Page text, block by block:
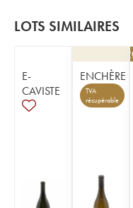
LOTS SIMILAIRES
E-
CAVISTE
ENCHÈRE
TVA
récupérable